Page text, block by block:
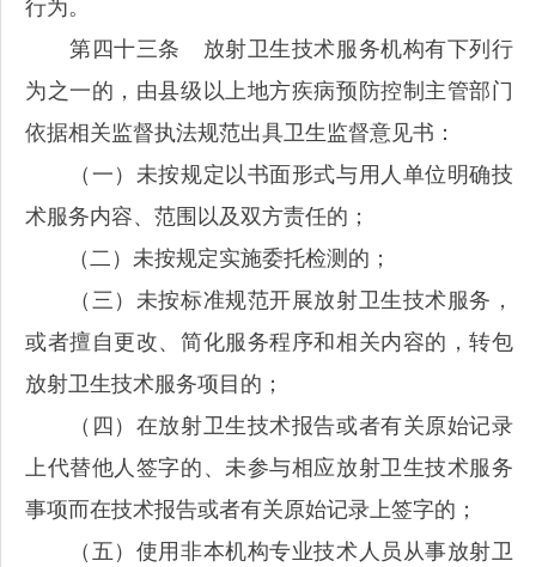
行为。
第四十三条 放射卫生技术服务机构有下列行
为之一的，由县级以上地方疾病预防控制主管部门
依据相关监督执法规范出具卫生监督意见书：
（一）未按规定以书面形式与用人单位明确技
术服务内容、范围以及双方责任的；
（二）未按规定实施委托检测的；
（三）未按标准规范开展放射卫生技术服务，
或者擅自更改、简化服务程序和相关内容的，转包
放射卫生技术服务项目的；
（四）在放射卫生技术报告或者有关原始记录
上代替他人签字的、未参与相应放射卫生技术服务
事项而在技术报告或者有关原始记录上签字的；
（五）使用非本机构专业技术人员从事放射卫